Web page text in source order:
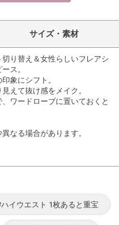
サイズ・素材
り替え＆女性らしいフレアシ
ス。
象にシフト。
えて抜け感をメイク。
ワードローブに置いておくと
なる場合があります。
イウエスト 1枚あると重宝